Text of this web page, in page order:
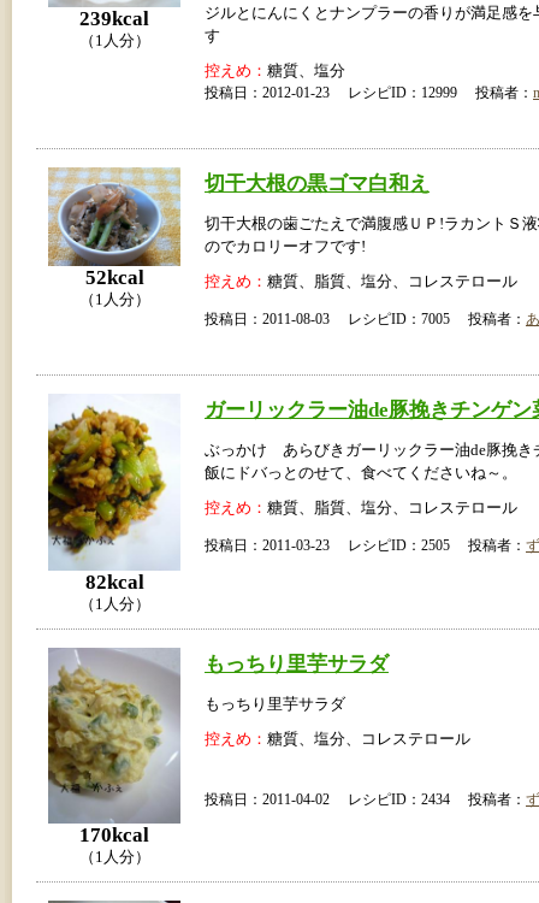
239kcal
（1人分）
ジルとにんにくとナンプラーの香りが満足感を
す
控えめ： 糖質、塩分
投稿日：2012-01-23 レシピID：12999 投稿者：
52kcal
（1人分）
切干大根の黒ゴマ白和え
切干大根の歯ごたえで満腹感ＵＰ!ラカントＳ
のでカロリーオフです!
控えめ： 糖質、脂質、塩分、コレステロール
投稿日：2011-08-03 レシピID：7005 投稿者：
82kcal
（1人分）
ガーリックラー油de豚挽きチンゲン
ぶっかけ あらびきガーリックラー油de豚挽き
飯にドバっとのせて、食べてくださいね～。
控えめ： 糖質、脂質、塩分、コレステロール
投稿日：2011-03-23 レシピID：2505 投稿者：
170kcal
（1人分）
もっちり里芋サラダ
もっちり里芋サラダ
控えめ： 糖質、塩分、コレステロール
投稿日：2011-04-02 レシピID：2434 投稿者：